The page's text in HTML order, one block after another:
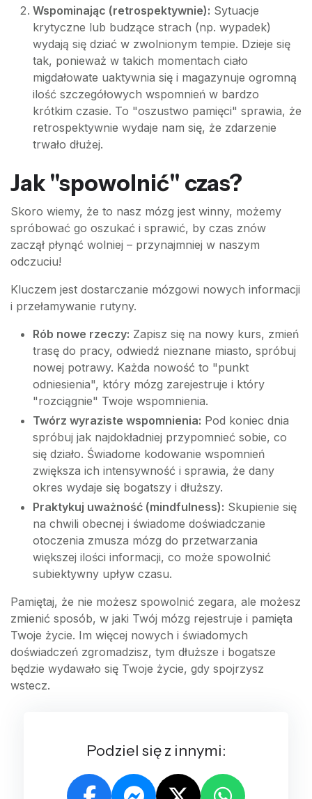
Wspominając (retrospektywnie): Sytuacje
krytyczne lub budzące strach (np. wypadek)
wydają się dziać w zwolnionym tempie. Dzieje się
tak, ponieważ w takich momentach ciało
migdałowate uaktywnia się i magazynuje ogromną
ilość szczegółowych wspomnień w bardzo
krótkim czasie. To "oszustwo pamięci" sprawia, że
retrospektywnie wydaje nam się, że zdarzenie
trwało dłużej.
Jak "spowolnić" czas?
Skoro wiemy, że to nasz mózg jest winny, możemy
spróbować go oszukać i sprawić, by czas znów
zaczął płynąć wolniej – przynajmniej w naszym
odczuciu!
Kluczem jest dostarczanie mózgowi nowych informacji
i przełamywanie rutyny.
Rób nowe rzeczy: Zapisz się na nowy kurs, zmień
trasę do pracy, odwiedź nieznane miasto, spróbuj
nowej potrawy. Każda nowość to "punkt
odniesienia", który mózg zarejestruje i który
"rozciągnie" Twoje wspomnienia.
Twórz wyraziste wspomnienia: Pod koniec dnia
spróbuj jak najdokładniej przypomnieć sobie, co
się działo. Świadome kodowanie wspomnień
zwiększa ich intensywność i sprawia, że dany
okres wydaje się bogatszy i dłuższy.
Praktykuj uważność (mindfulness): Skupienie się
na chwili obecnej i świadome doświadczanie
otoczenia zmusza mózg do przetwarzania
większej ilości informacji, co może spowolnić
subiektywny upływ czasu.
Pamiętaj, że nie możesz spowolnić zegara, ale możesz
zmienić sposób, w jaki Twój mózg rejestruje i pamięta
Twoje życie. Im więcej nowych i świadomych
doświadczeń zgromadzisz, tym dłuższe i bogatsze
będzie wydawało się Twoje życie, gdy spojrzysz
wstecz.
Podziel się z innymi: